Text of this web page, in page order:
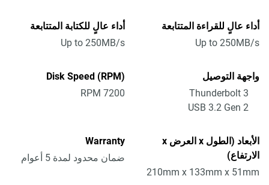
أداء عالٍ للقراءة المتتابعة
Up to 250MB/s
أداء عالٍ للكتابة المتتابعة
Up to 250MB/s
واجهة التوصيل
Thunderbolt 3
USB 3.2 Gen 2
Disk Speed (RPM)
7200 RPM
الأبعاد (الطول x العرض x
الارتفاع)
210mm x 133mm x 51mm
Warranty
ضمان محدود لمدة 5 أعوام